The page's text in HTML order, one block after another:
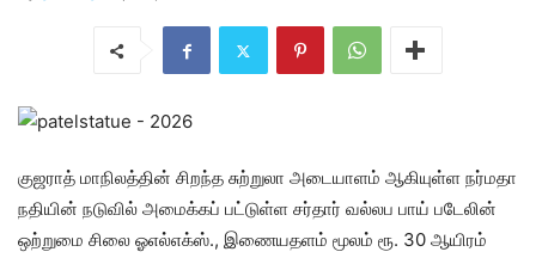
குஜராத் மாநிலத்தின் சிறந்த சுற்றுலா அடையாளம் ஆகியுள்ள நர்மதா
நதியின் நடுவில் அமைக்கப் பட்டுள்ள சர்தார் வல்லப பாய் படேலின்
ஒற்றுமை சிலை ஓஎல்எக்ஸ்., இணையதளம் மூலம் ரூ. 30 ஆயிரம்